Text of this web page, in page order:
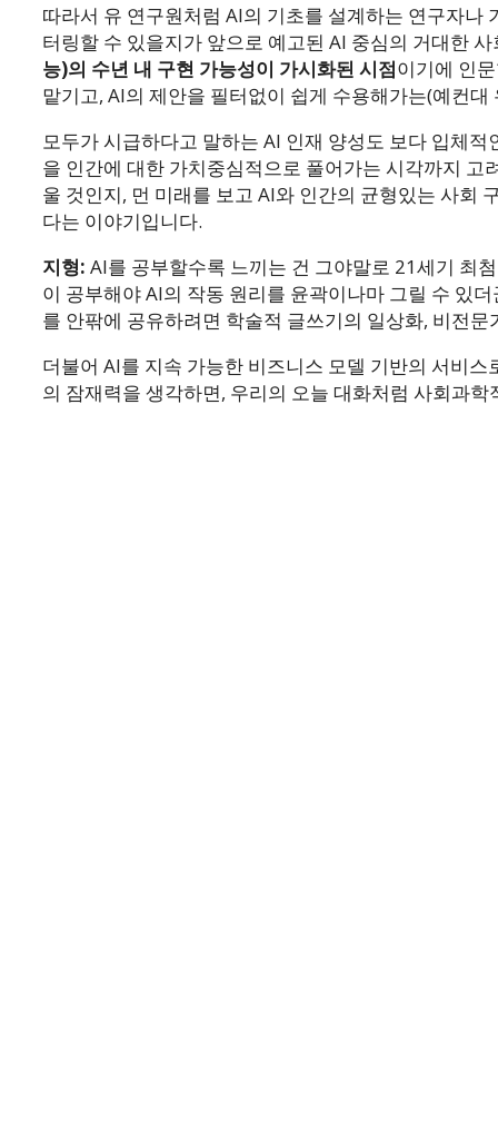
따라서 유 연구원처럼 AI의 기초를 설계하는 연구자
터링할 수 있을지가 앞으로 예고된 AI 중심의 거대한
능)의 수년 내 구현 가능성이 가시화된 시점이기에 인
맡기고, AI의 제안을 필터없이 쉽게 수용해가는(예컨
모두가 시급하다고 말하는 AI 인재 양성도 보다 입체
을 인간에 대한 가치중심적으로 풀어가는 시각까지
울 것인지, 먼 미래를 보고 AI와 인간의 균형있는 사회
다는 이야기입니다.
지형: AI를 공부할수록 느끼는 건 그야말로 21세기
이 공부해야 AI의 작동 원리를 윤곽이나마 그릴 수 있
를 안팎에 공유하려면 학술적 글쓰기의 일상화, 비전
더불어 AI를 지속 가능한 비즈니스 모델 기반의 서비
의 잠재력을 생각하면, 우리의 오늘 대화처럼 사회과